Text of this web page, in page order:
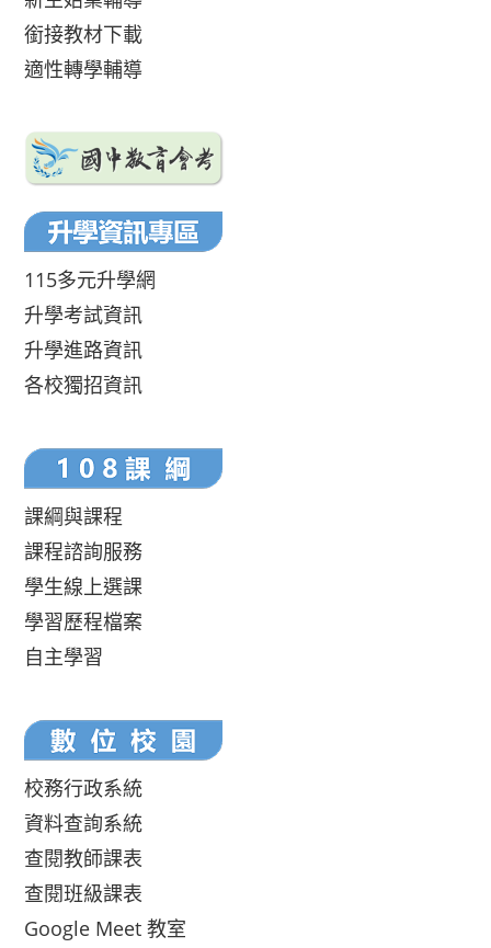
銜接教材下載
適性轉學輔導
115多元升學網
升學考試資訊
升學進路資訊
各校獨招資訊
課綱與課程
課程諮詢服務
學生線上選課
學習歷程檔案
自主學習
校務行政系統
資料查詢系統
查閱教師課表
查閱班級課表
Google Meet 教室